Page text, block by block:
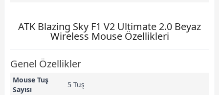
ATK Blazing Sky F1 V2 Ultimate 2.0 Beyaz
Wireless Mouse Özellikleri
Genel Özellikler
Mouse Tuş
Sayısı
5 Tuş